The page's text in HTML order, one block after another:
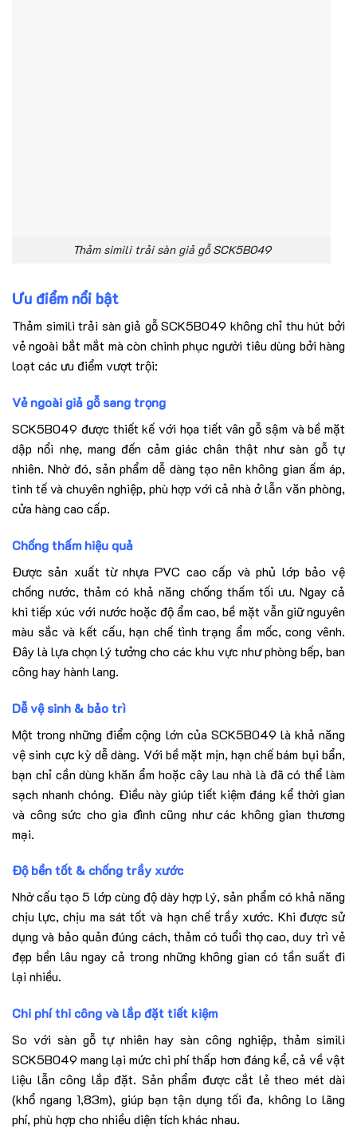
Thảm simili trải sàn giả gỗ SCK5B049
Ưu điểm nổi bật
Thảm simili trải sàn giả gỗ SCK5B049 không chỉ thu hút bởi
vẻ ngoài bắt mắt mà còn chinh phục người tiêu dùng bởi hàng
loạt các ưu điểm vượt trội:
Vẻ ngoài giả gỗ sang trọng
SCK5B049 được thiết kế với họa tiết vân gỗ sậm và bề mặt
dập nổi nhẹ, mang đến cảm giác chân thật như sàn gỗ tự
nhiên. Nhờ đó, sản phẩm dễ dàng tạo nên không gian ấm áp,
tinh tế và chuyên nghiệp, phù hợp với cả nhà ở lẫn văn phòng,
cửa hàng cao cấp.
Chống thấm hiệu quả
Được sản xuất từ nhựa PVC cao cấp và phủ lớp bảo vệ
chống nước, thảm có khả năng chống thấm tối ưu. Ngay cả
khi tiếp xúc với nước hoặc độ ẩm cao, bề mặt vẫn giữ nguyên
màu sắc và kết cấu, hạn chế tình trạng ẩm mốc, cong vênh.
Đây là lựa chọn lý tưởng cho các khu vực như phòng bếp, ban
công hay hành lang.
Dễ vệ sinh & bảo trì
Một trong những điểm cộng lớn của SCK5B049 là khả năng
vệ sinh cực kỳ dễ dàng. Với bề mặt mịn, hạn chế bám bụi bẩn,
bạn chỉ cần dùng khăn ẩm hoặc cây lau nhà là đã có thể làm
sạch nhanh chóng. Điều này giúp tiết kiệm đáng kể thời gian
và công sức cho gia đình cũng như các không gian thương
mại.
Độ bền tốt & chống trầy xước
Nhờ cấu tạo 5 lớp cùng độ dày hợp lý, sản phẩm có khả năng
chịu lực, chịu ma sát tốt và hạn chế trầy xước. Khi được sử
dụng và bảo quản đúng cách, thảm có tuổi thọ cao, duy trì vẻ
đẹp bền lâu ngay cả trong những không gian có tần suất đi
lại nhiều.
Chi phí thi công và lắp đặt tiết kiệm
So với sàn gỗ tự nhiên hay sàn công nghiệp, thảm simili
SCK5B049 mang lại mức chi phí thấp hơn đáng kể, cả về vật
liệu lẫn công lắp đặt. Sản phẩm được cắt lẻ theo mét dài
(khổ ngang 1,83m), giúp bạn tận dụng tối đa, không lo lãng
phí, phù hợp cho nhiều diện tích khác nhau.